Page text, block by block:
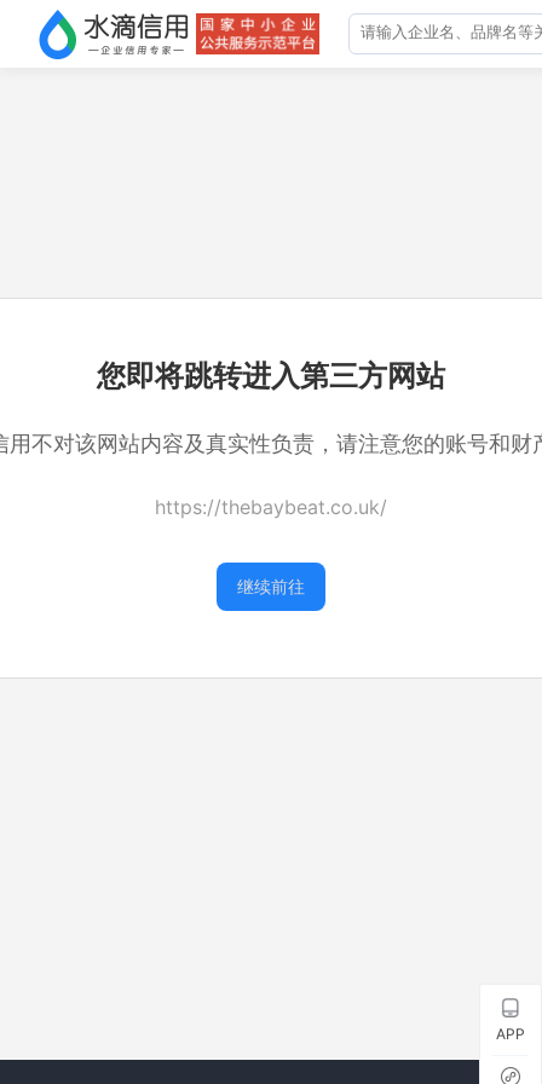
您即将跳转进入第三方网站
用不对该网站内容及真实性负责，请注意您的账号和财
https://thebaybeat.co.uk/
继续前往
APP